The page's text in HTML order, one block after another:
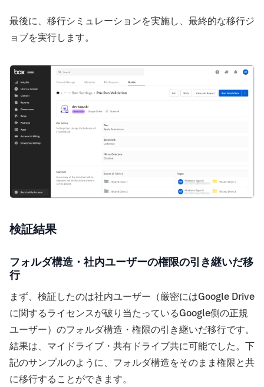
最後に、移行シミュレーションを実施し、最終的な移行ジ
ョブを実行します。
検証結果
フォルダ構造・社内ユーザーの権限の引き継いだ移
行
まず、検証したのは社内ユーザー（厳密にはGoogle Drive
に関するライセンスが破り当たっているGoogle側の正規
ユーザー）のフォルダ構造・権限の引き継いだ移行です。
結果は、マイドライブ・共有ドライブ共に可能でした。下
記のサンプルのように、フォルダ構造をそのまま権限と共
に移行することができます。